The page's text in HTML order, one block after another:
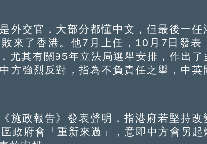
交官，大部分都懂中文，但最後一任
來了香港。他7月上任，10月7日發表
尤其有關95年立法局選舉安排，作出了
方強烈反對，指為不負責任之舉，中英
政報告》發表聲明，指港府若堅持改
政府會「重新來過」，意即中方會另起